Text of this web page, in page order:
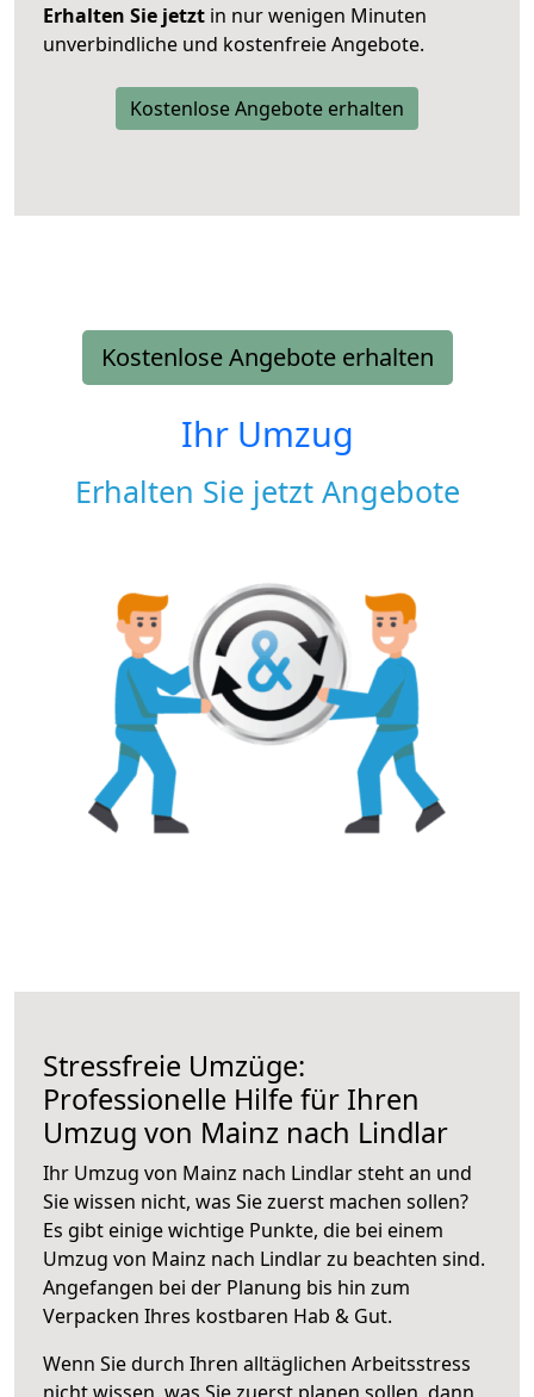
Erhalten Sie jetzt in nur wenigen Minuten
unverbindliche und kostenfreie Angebote.
Kostenlose Angebote erhalten
Kostenlose Angebote erhalten
Ihr Umzug
Erhalten Sie jetzt Angebote
Stressfreie Umzüge:
Professionelle Hilfe für Ihren
Umzug von Mainz nach Lindlar
Ihr Umzug von Mainz nach Lindlar steht an und
Sie wissen nicht, was Sie zuerst machen sollen?
Es gibt einige wichtige Punkte, die bei einem
Umzug von Mainz nach Lindlar zu beachten sind.
Angefangen bei der Planung bis hin zum
Verpacken Ihres kostbaren Hab & Gut.
Wenn Sie durch Ihren alltäglichen Arbeitsstress